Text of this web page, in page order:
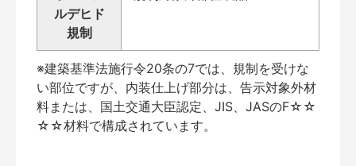
ルデヒド
規制
※建築基準法施行令20条の7では、規制を受けな
い部位ですが、内装仕上げ部分は、告示対象外材
料または、国土交通大臣認定、JIS、JASのF☆☆
☆☆材料で構成されています。